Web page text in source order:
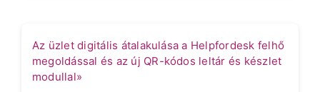
Az üzlet digitális átalakulása a Helpfordesk felhő
megoldással és az új QR-kódos leltár és készlet
modullal»